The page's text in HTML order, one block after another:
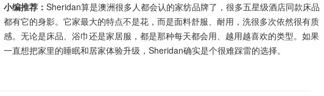
小编推荐： Sheridan算是澳洲很多人都会认的家纺品牌了，很多五星级酒店同款床品
都有它的身影。它家最大的特点不是花，而是面料舒服、耐用，洗很多次依然很有质
感。无论是床品、浴巾还是家居服，都是那种每天都会用、越用越喜欢的类型。如果
一直想把家里的睡眠和居家体验升级，Sheridan确实是个很难踩雷的选择。